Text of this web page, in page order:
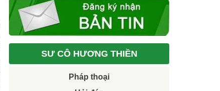
SƯ CÔ HƯƠNG THIỀN
Pháp thoại